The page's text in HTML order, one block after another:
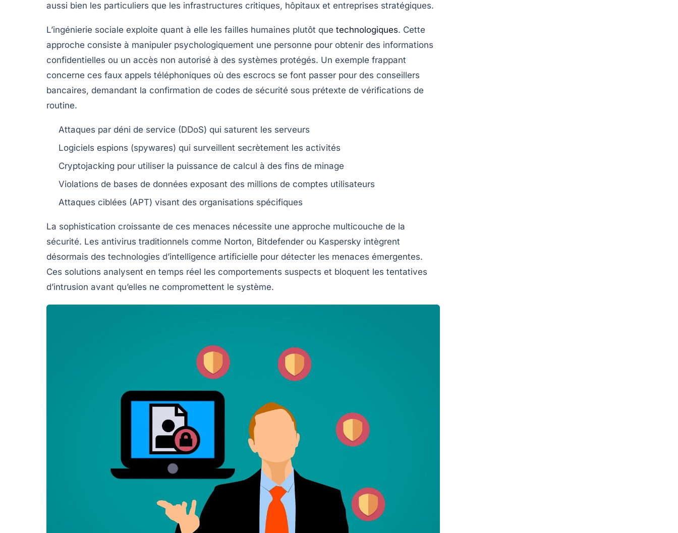
aussi bien les particuliers que les infrastructures critiques, hôpitaux et entreprises stratégiques.
L’ingénierie sociale exploite quant à elle les failles humaines plutôt que technologiques. Cette
approche consiste à manipuler psychologiquement une personne pour obtenir des informations
confidentielles ou un accès non autorisé à des systèmes protégés. Un exemple frappant
concerne ces faux appels téléphoniques où des escrocs se font passer pour des conseillers
bancaires, demandant la confirmation de codes de sécurité sous prétexte de vérifications de
routine.
Attaques par déni de service (DDoS) qui saturent les serveurs
Logiciels espions (spywares) qui surveillent secrètement les activités
Cryptojacking pour utiliser la puissance de calcul à des fins de minage
Violations de bases de données exposant des millions de comptes utilisateurs
Attaques ciblées (APT) visant des organisations spécifiques
La sophistication croissante de ces menaces nécessite une approche multicouche de la
sécurité. Les antivirus traditionnels comme Norton, Bitdefender ou Kaspersky intègrent
désormais des technologies d’intelligence artificielle pour détecter les menaces émergentes.
Ces solutions analysent en temps réel les comportements suspects et bloquent les tentatives
d’intrusion avant qu’elles ne compromettent le système.